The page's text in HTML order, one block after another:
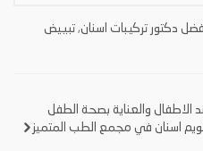
افضل دكتور تركيبات اسنان, تبييض
الاطفال والعناية بصحة الطفل
اسنان في مجمع الطب المتميز